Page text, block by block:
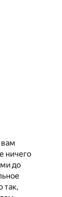
вам
ничего
до
так,